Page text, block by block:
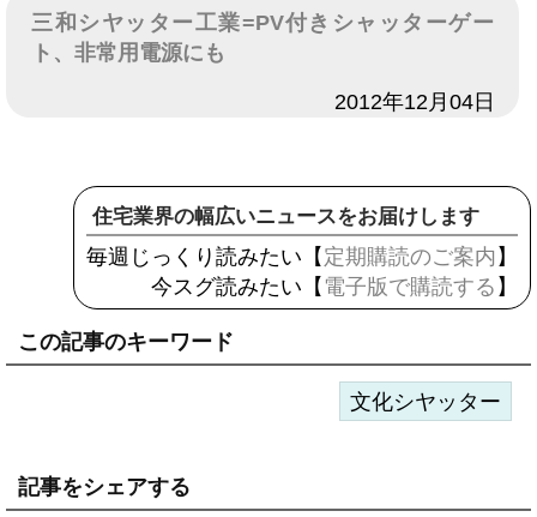
三和シヤッター工業=PV付きシャッターゲー
ト、非常用電源にも
2012年12月04日
住宅業界の幅広いニュースをお届けします
毎週じっくり読みたい【 定期購読のご案内 】
今スグ読みたい【 電子版で購読する 】
この記事のキーワード
文化シヤッター
記事をシェアする